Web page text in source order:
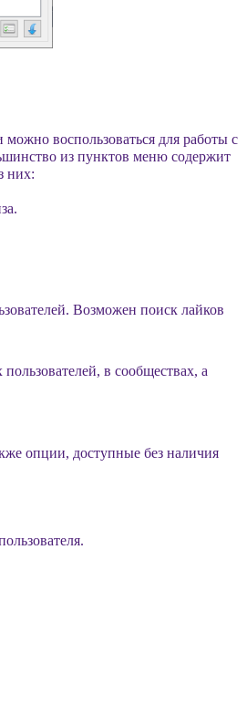
воспользоваться для работы с
из пунктов меню содержит
них:
Возможен поиск лайков
в сообществах, а
опции, доступные без наличия